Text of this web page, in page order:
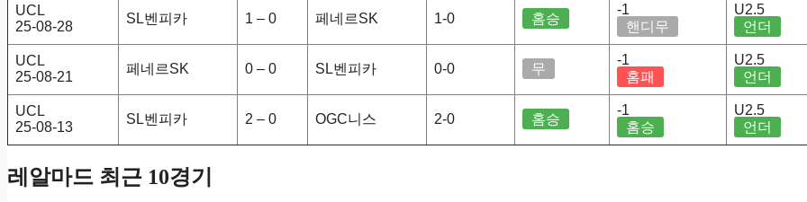
UCL
25-08-28
SL벤피카 1 – 0 페네르SK 1-0 홈승
-1
핸디무
U2.5
언더
UCL
25-08-21
페네르SK 0 – 0 SL벤피카 0-0 무
-1
홈패
U2.5
언더
UCL
25-08-13
SL벤피카 2 – 0 OGC니스 2-0 홈승
-1
홈승
U2.5
언더
레알마드 최근 10경기